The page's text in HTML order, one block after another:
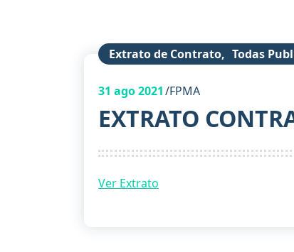
Extrato de Contrato, Todas
31 ago 2021 FPMA
EXTRATO
Ver Extrato